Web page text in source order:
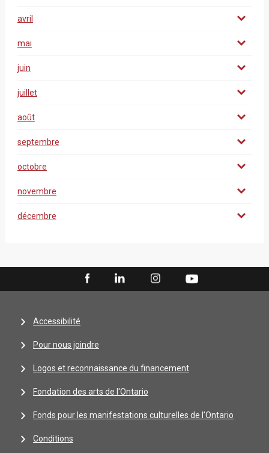
avril
mai
juin
juillet
août
septembre
octobre
novembre
décembre
Accessibilité
Pour nous joindre
Logos et reconnaissance du financement
Fondation des arts de l'Ontario
Fonds pour les manifestations culturelles de l’Ontario
Conditions